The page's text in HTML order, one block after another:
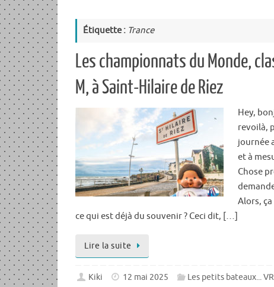
Étiquette : Trance
Les championnats du Monde,
M, à Saint-Hilaire de Riez
Hey,
revoilà,
journée
et à
Chose
Alors,
ce qui est déjà du souvenir ? Ceci dit, […]
Lire la suite
Kiki 12 mai 2025
Les petits bateaux...